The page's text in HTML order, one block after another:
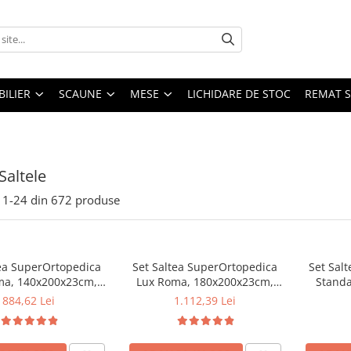
SCAUNE MESE LICHIDARE DE STOC REMAT
1-24 din 672 produse
SuperOrtopedica
140x200x23cm,
cu plasa arcuri
perimetral, Saltex
perne matlasate
884,62 Lei
Set Saltea SuperOrtopedica
Lux Roma, 180x200x23cm,
fermitate tare, cu plasa arcuri
aerisire perimetral, Saltex,
plus 2 perne matlasate
1.112,39 Lei
Set
Saltsib